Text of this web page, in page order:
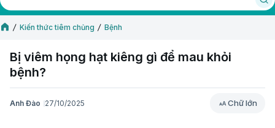
Kiến thức tiêm chủng Bệnh
Bị viêm họng hạt kiêng gì để mau khỏi
bệnh?
Anh Đào 27/10/2025 Chữ lớn